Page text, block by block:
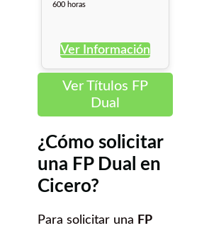
600 horas
Ver Información
Ver Títulos FP
Dual
¿Cómo solicitar
una FP Dual en
Cicero?
Para solicitar una FP